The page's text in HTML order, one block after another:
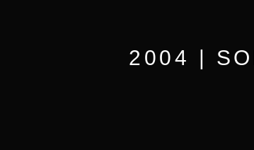
2004 |